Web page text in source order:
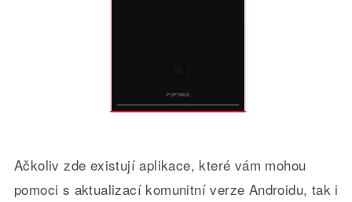
Ačkoliv zde existují aplikace, které vám mohou
pomoci s aktualizací komunitní verze Androidu, tak i